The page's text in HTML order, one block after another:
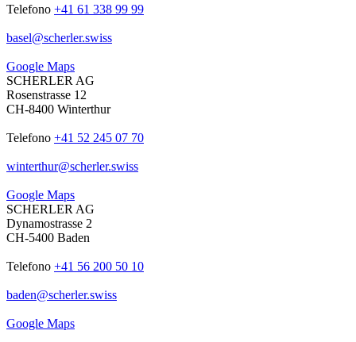
Telefono +41 61 338 99 99
basel@scherler.swiss
Google Maps
SCHERLER AG
Rosenstrasse 12
CH-8400 Winterthur
Telefono +41 52 245 07 70
winterthur@scherler.swiss
Google Maps
SCHERLER AG
Dynamostrasse 2
CH-5400 Baden
Telefono +41 56 200 50 10
baden@scherler.swiss
Google Maps